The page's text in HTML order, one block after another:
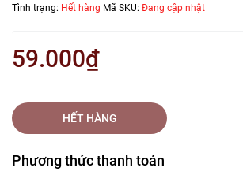
Tình trạng: Hết hàng Mã SKU: Đang cập nhật
59.000₫
HẾT HÀNG
Phương thức thanh toán